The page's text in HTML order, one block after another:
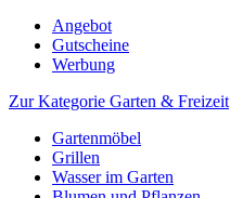
Angebot
Gutscheine
Werbung
Zur Kategorie Garten & Freizeit
Gartenmöbel
Grillen
Wasser im Garten